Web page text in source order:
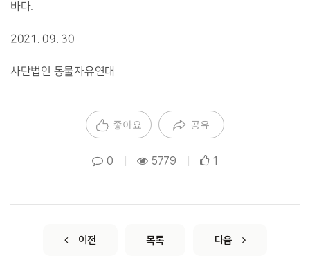
바다.
2021. 09. 30
사단법인 동물자유연대
좋아요 공유
0 5779 1
이전 목록 다음